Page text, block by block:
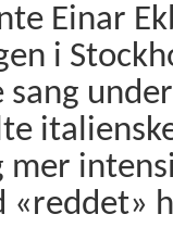
Einar
i
«reddet»